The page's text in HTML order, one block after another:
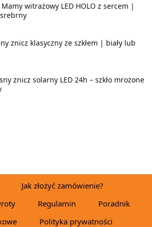
witrażowy LED HOLO z sercem |
znicz klasyczny ze szkłem | biały lub
znicz solarny LED 24h – szkło mrożone
Jak złożyć zamówienie?
Regulamin
Poradnik
Polityka prywatności